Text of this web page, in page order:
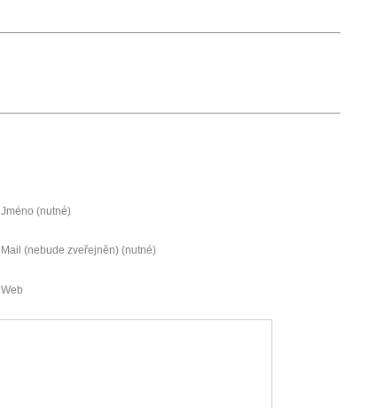
Jméno (nutné)
Mail (nebude zveřejněn) (nutné)
Web